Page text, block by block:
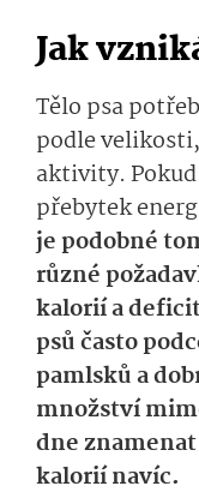
Jak
Tělo psa
podle
aktivity.
přebytek
je podobné
různé
kalorií a
psů často
pamlsků a
množství
dne
kalorií navíc.